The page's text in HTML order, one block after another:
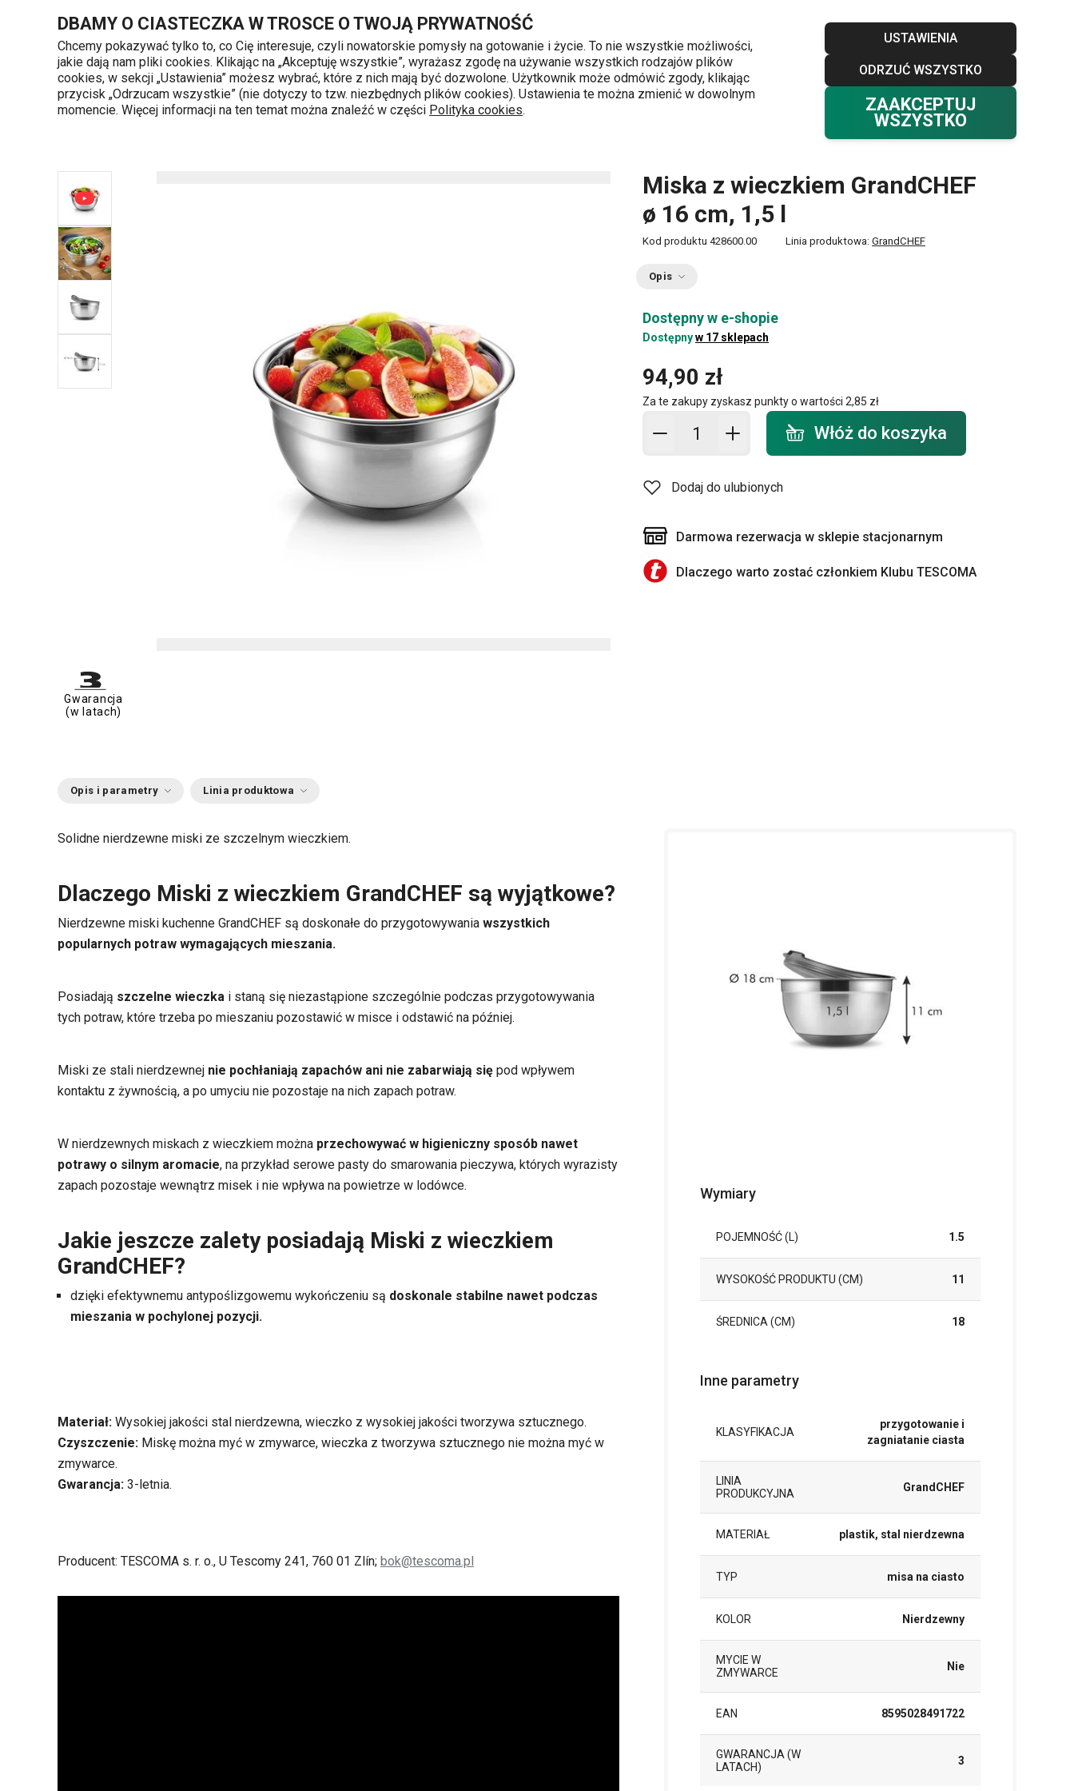
DBAMY O CIASTECZKA W TROSCE O TWOJĄ PRYWATNOŚĆ
Chcemy pokazywać tylko to, co Cię interesuje, czyli nowatorskie pomysły na gotowanie i życie. To nie wszystkie możliwości,
jakie dają nam pliki cookies. Klikając na „Akceptuję wszystkie”, wyrażasz zgodę na używanie wszystkich rodzajów plików
cookies, w sekcji „Ustawienia” możesz wybrać, które z nich mają być dozwolone. Użytkownik może odmówić zgody, klikając
przycisk „Odrzucam wszystkie” (nie dotyczy to tzw. niezbędnych plików cookies). Ustawienia te można zmienić w dowolnym
momencie. Więcej informacji na ten temat można znaleźć w części Polityka cookies.
USTAWIENIA
ODRZUĆ WSZYSTKO
ZAAKCEPTUJ
WSZYSTKO
Przejdź do głównej zawartości
Przejdź do wyszukiwania
Przejdź do nawigacji
Blog Klub TESCOMA Kontakt
Kategorie produktów 720 809 700
Poniedziałek - piątek od 8 do 16
Ulubione Zaloguj się
0 Twój koszyk
0,00 zł
Miska z wieczkiem GrandCHEF
ø 16 cm, 1,5 l
Kod produktu 428600.00 Linia produktowa: GrandCHEF
Opis
Dostępny w e-shopie
Dostępnyw 17 sklepach
94,90 zł
Za te zakupy zyskasz punkty o wartości 2,85 zł
Dodaj do koszyka - ilość
Włóż do koszyka
Dodaj do ulubionych
Darmowa rezerwacja w sklepie stacjonarnym
Dlaczego warto zostać członkiem Klubu TESCOMA
Gwarancja
(w latach)
Opis i parametry Linia produktowa
Solidne nierdzewne miski ze szczelnym wieczkiem.
Dlaczego Miski z wieczkiem GrandCHEF są wyjątkowe?
Nierdzewne miski kuchenne GrandCHEF są doskonałe do przygotowywania wszystkich
popularnych potraw wymagających mieszania.
Posiadają szczelne wieczka i staną się niezastąpione szczególnie podczas przygotowywania
tych potraw, które trzeba po mieszaniu pozostawić w misce i odstawić na później.
Miski ze stali nierdzewnej nie pochłaniają zapachów ani nie zabarwiają się pod wpływem
kontaktu z żywnością, a po umyciu nie pozostaje na nich zapach potraw.
W nierdzewnych miskach z wieczkiem można przechowywać w higieniczny sposób nawet
potrawy o silnym aromacie, na przykład serowe pasty do smarowania pieczywa, których wyrazisty
zapach pozostaje wewnątrz misek i nie wpływa na powietrze w lodówce.
Jakie jeszcze zalety posiadają Miski z wieczkiem
GrandCHEF?
dzięki efektywnemu antypoślizgowemu wykończeniu są doskonale stabilne nawet podczas
mieszania w pochylonej pozycji.
Materiał: Wysokiej jakości stal nierdzewna, wieczko z wysokiej jakości tworzywa sztucznego.
Czyszczenie: Miskę można myć w zmywarce, wieczka z tworzywa sztucznego nie można myć w
zmywarce.
Gwarancja: 3-letnia.
Producent: TESCOMA s. r. o., U Tescomy 241, 760 01 Zlín; bok@tescoma.pl
Wymiary
POJEMNOŚĆ (L) 1.5
WYSOKOŚĆ PRODUKTU (CM) 11
ŚREDNICA (CM) 18
Inne parametry
KLASYFIKACJA
przygotowanie i
zagniatanie ciasta
LINIA
PRODUKCYJNA
GrandCHEF
MATERIAŁ plastik, stal nierdzewna
TYP misa na ciasto
KOLOR Nierdzewny
MYCIE W
ZMYWARCE
Nie
EAN 8595028491722
GWARANCJA (W
LATACH)
3